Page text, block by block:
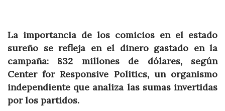
La importancia de los comicios en el estado
sureño se refleja en el dinero gastado en la
campaña: 832 millones de dólares, según
Center for Responsive Politics, un organismo
independiente que analiza las sumas invertidas
por los partidos.